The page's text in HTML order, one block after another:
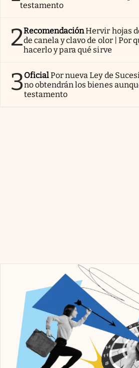
testamento
2RecomendaciónHervir hojas
de canela y clavo de olor | Por
hacerlo y para qué sirve
3OficialPor nueva Ley de
no obtendrán los bienes
testamento